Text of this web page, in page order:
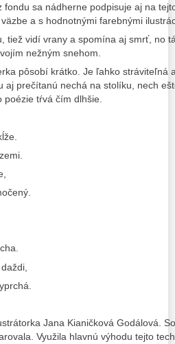
fondu sa nádherne podpisuje aj na
a s hodnotnými farebnými
tiež vidí vrany a spomína aj smrť, no
nežným snehom.
pôsobí krátko. Je ľahko stráviteľná
aj prečítanú nechá na stolíku, nech
poézie tŕvá čím dlhšie.
Jana Kianičková Godálová.
Využila hlavnú výhodu tejto